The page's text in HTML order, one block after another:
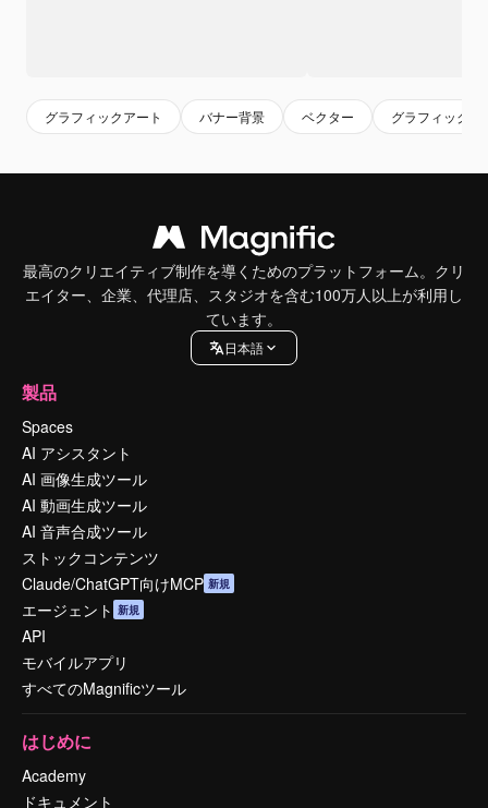
グラフィックアート バナー背景 ベクター グラフィック
最高のクリエイティブ制作を導くためのプラットフォーム。クリ
エイター、企業、代理店、スタジオを含む100万人以上が利用し
ています。
日本語
製品
Spaces
AI アシスタント
AI 画像生成ツール
AI 動画生成ツール
AI 音声合成ツール
ストックコンテンツ
Claude/ChatGPT向けMCP 新規
エージェント 新規
API
モバイルアプリ
すべてのMagnificツール
はじめに
Academy
ドキュメント